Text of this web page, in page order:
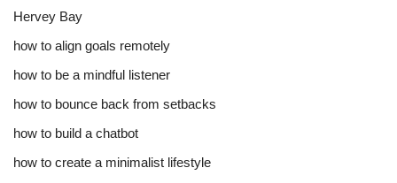
Hervey Bay
how to align goals remotely
how to be a mindful listener
how to bounce back from setbacks
how to build a chatbot
how to create a minimalist lifestyle